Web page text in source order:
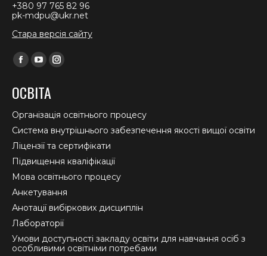
+380 97 765 82 96
pk-mdpu@ukr.net
Стара версія сайту
Find us on:
Facebook
opens
in
new
window
YouTube
opens
in
new
window
Instagram
in
new
window
ОСВІТА
Організація освітнього процесу
Система внутрішнього забезпечення якості вищої освіти
Ліцензії та сертифікати
Підвищення кваліфікації
Мова освітнього процесу
Анкетування
Анотації вибіркових дисциплін
Лабораторії
Умови доступності закладу освіти для навчання осіб з
особливими освітніми потребами